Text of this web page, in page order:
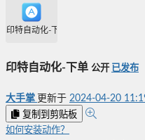
印特自动化-下单
印特自动化-下单 公开 已发布
大手掌 更新于 2024-04-20
复制到剪贴板
如何安装动作？